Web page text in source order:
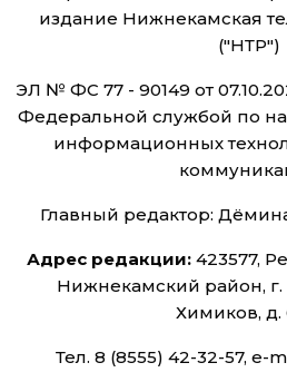
издание Нижнекамская
("НТР")
ЭЛ № ФС 77 - 90149 от
Федеральной службой по
информационных
Главный редактор:
Адрес редакции:423577,
Нижнекамский район,
Химиков, д.
Тел. 8 (8555) 42-32-57, e-